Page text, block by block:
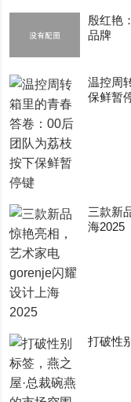
殷红艳
品牌
温控周
保鲜暂
三款新
海2025
打破性